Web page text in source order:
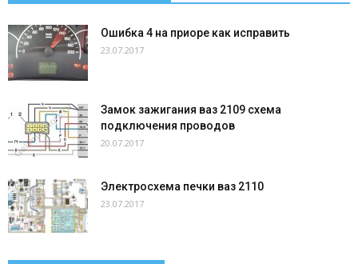
Ошибка 4 на приоре как исправить
23.07.2017
Замок зажигания ваз 2109 схема
подключения проводов
20.07.2017
Электросхема печки ваз 2110
23.07.2017